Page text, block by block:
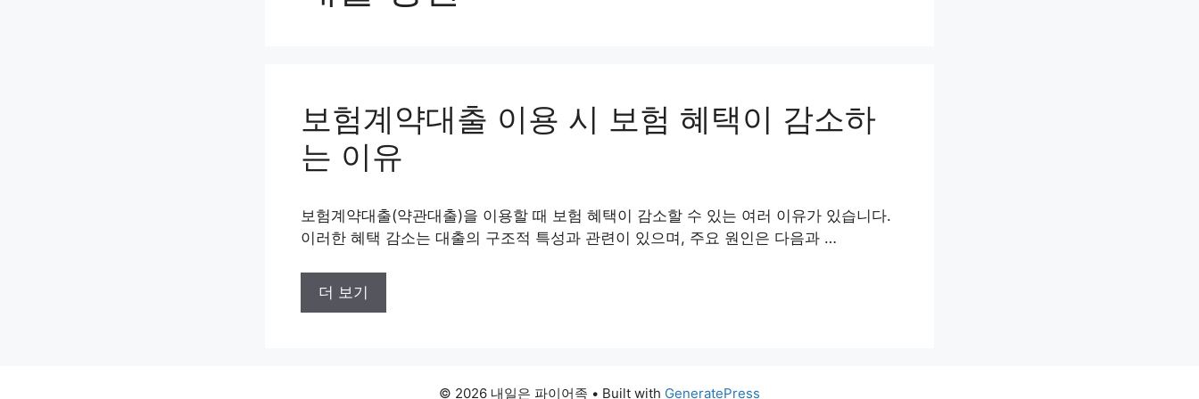
보험계약대출 이용 시 보험 혜택이 감소하
는 이유
보험계약대출(약관대출)을 이용할 때 보험 혜택이 감소할 수 있는 여러 이유가 있습니다.
이러한 혜택 감소는 대출의 구조적 특성과 관련이 있으며, 주요 원인은 다음과 …
더 보기
© 2026 내일은 파이어족 • Built with GeneratePress